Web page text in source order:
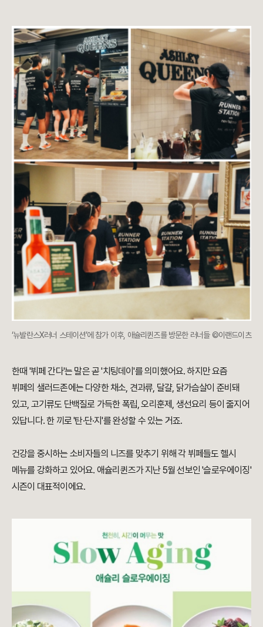
‘뉴발란스X러너 스테이션’에 참가 이후, 애슐리퀸즈를 방문한 러너들 ©이랜드이츠
한때 '뷔페 간다'는 말은 곧 '치팅데이'를 의미했어요. 하지만 요즘
뷔페의 샐러드존에는 다양한 채소, 견과류, 달걀, 닭가슴살이 준비돼
있고, 고기류도 단백질로 가득한 폭립, 오리훈제, 생선요리 등이 줄지어
있답니다. 한 끼로 '탄·단·지'를 완성할 수 있는 거죠.
건강을 중시하는 소비자들의 니즈를 맞추기 위해 각 뷔페들도 헬시
메뉴를 강화하고 있어요. 애슐리퀸즈가 지난 5월 선보인 '슬로우에이징'
시즌이 대표적이에요.